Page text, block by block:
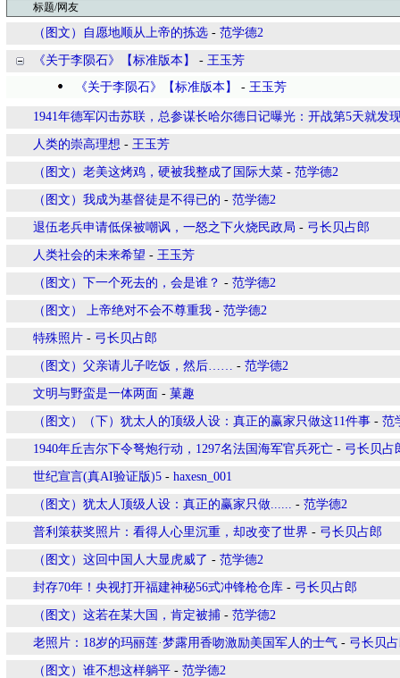
标题/网友
（图文）自愿地顺从上帝的拣选 - 范学德2
《关于李陨石》【标准版本】 - 王玉芳
《关于李陨石》【标准版本】
- 王玉芳
1941年德军闪击苏联，总参谋长哈尔德日记曝光：开战第5天就发
人类的崇高理想 - 王玉芳
（图文）老美这烤鸡，硬被我整成了国际大菜 - 范学德2
（图文）我成为基督徒是不得已的 - 范学德2
退伍老兵申请低保被嘲讽，一怒之下火烧民政局 - 弓长贝占郎
人类社会的未来希望 - 王玉芳
（图文）下一个死去的，会是谁？ - 范学德2
（图文） 上帝绝对不会不尊重我 - 范学德2
特殊照片 - 弓长贝占郎
（图文）父亲请儿子吃饭，然后…… - 范学德2
文明与野蛮是一体两面 - 菓趣
（图文）（下）犹太人的顶级人设：真正的赢家只做这11件事 - 范
1940年丘吉尔下令弩炮行动，1297名法国海军官兵死亡 - 弓长贝占
世纪宣言(真AI验证版)5 - haxesn_001
（图文）犹太人顶级人设：真正的赢家只做...... - 范学德2
普利策获奖照片：看得人心里沉重，却改变了世界 - 弓长贝占郎
（图文）这回中国人大显虎威了 - 范学德2
封存70年！央视打开福建神秘56式冲锋枪仓库 - 弓长贝占郎
（图文）这若在某大国，肯定被捕 - 范学德2
老照片：18岁的玛丽莲·梦露用香吻激励美国军人的士气 - 弓长贝
（图文）谁不想这样躺平 - 范学德2